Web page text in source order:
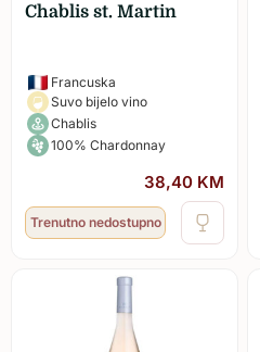
Chablis st. Martin
Francuska
Suvo bijelo vino
Chablis
100% Chardonnay
38,40 KM
Trenutno nedostupno